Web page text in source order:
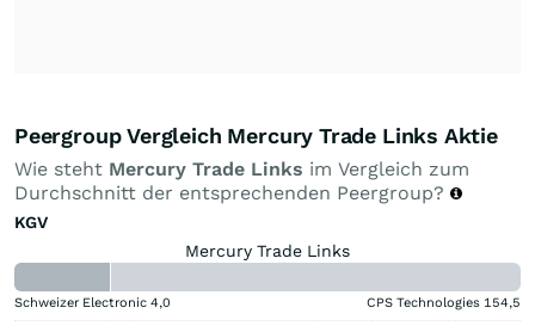
Peergroup Vergleich Mercury Trade Links Aktie
Wie steht Mercury Trade Links im Vergleich zum
Durchschnitt der entsprechenden Peergroup?
KGV
Mercury Trade Links
Schweizer Electronic 4,0 CPS Technologies 154,5